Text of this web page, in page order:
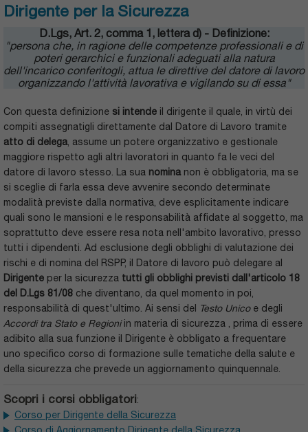
Dirigente per la Sicurezza
D.Lgs, Art. 2, comma 1, lettera d) - Definizione:
"persona che, in ragione delle competenze professionali e di
poteri gerarchici e funzionali adeguati alla natura
dell'incarico conferitogli, attua le direttive del datore di lavoro
organizzando l'attività lavorativa e vigilando su di essa"
Con questa definizione si intende il dirigente il quale, in virtù dei
compiti assegnatigli direttamente dal Datore di Lavoro tramite
atto di delega, assume un potere organizzativo e gestionale
maggiore rispetto agli altri lavoratori in quanto fa le veci del
datore di lavoro stesso. La sua nominanon è obbligatoria, ma se
si sceglie di farla essa deve avvenire secondo determinate
modalità previste dalla normativa, deve esplicitamente indicare
quali sono le mansioni e le responsabilità affidate al soggetto, ma
soprattutto deve essere resa nota nell'ambito lavorativo, presso
tutti i dipendenti. Ad esclusione degli obblighi di valutazione dei
rischi e di nomina del RSPP, il Datore di lavoro può delegare al
Dirigente per la sicurezza tutti gli obblighi previsti dall'articolo 18
del D.Lgs 81/08 che diventano, da quel momento in poi,
responsabilità di quest'ultimo. Ai sensi del Testo Unicoe degli
Accordi tra Stato e Regioniin materia di sicurezza , prima di essere
adibito alla sua funzione il Dirigente è obbligato a frequentare
uno specifico corso di formazione sulle tematiche della salute e
della sicurezza che prevede un aggiornamento quinquennale.
Scopri i corsi obbligatori:
Corso per Dirigente della Sicurezza